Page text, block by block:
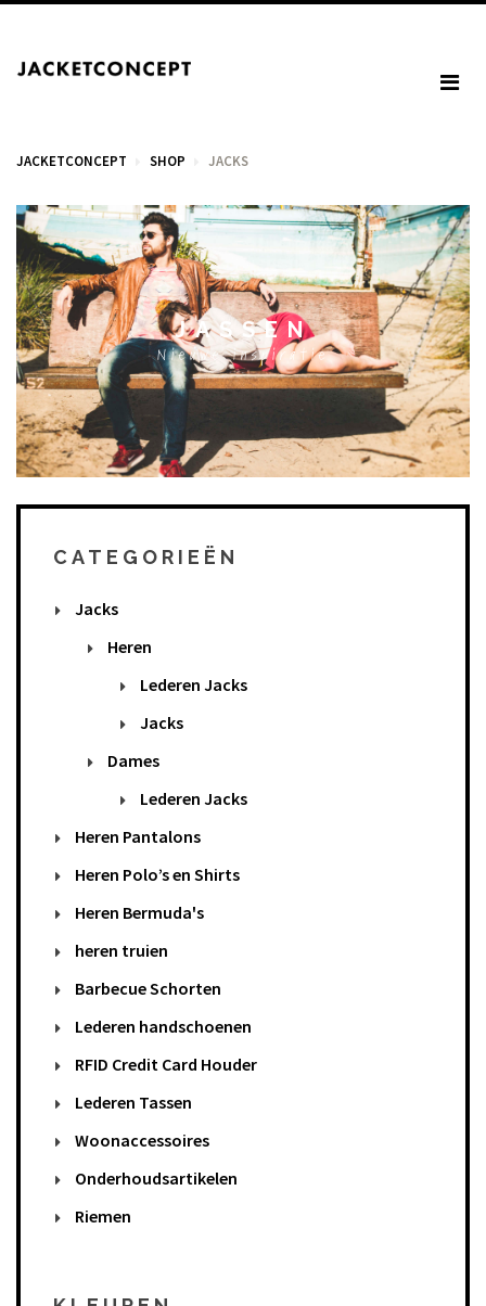
JACKETCONCEPT SHOP JACKS
WINKELWAGEN
U heeft geen items in het winkelmandje.
BTW: € 0,00
Totaal: € 0,00
JASSEN
Nieuwe inspiratie
CATEGORIEËN
Jacks
Heren
Lederen Jacks
Jacks
Dames
Lederen Jacks
Heren Pantalons
Heren Polo’s en Shirts
Heren Bermuda's
heren truien
Barbecue Schorten
Lederen handschoenen
RFID Credit Card Houder
Lederen Tassen
Woonaccessoires
Onderhoudsartikelen
Riemen